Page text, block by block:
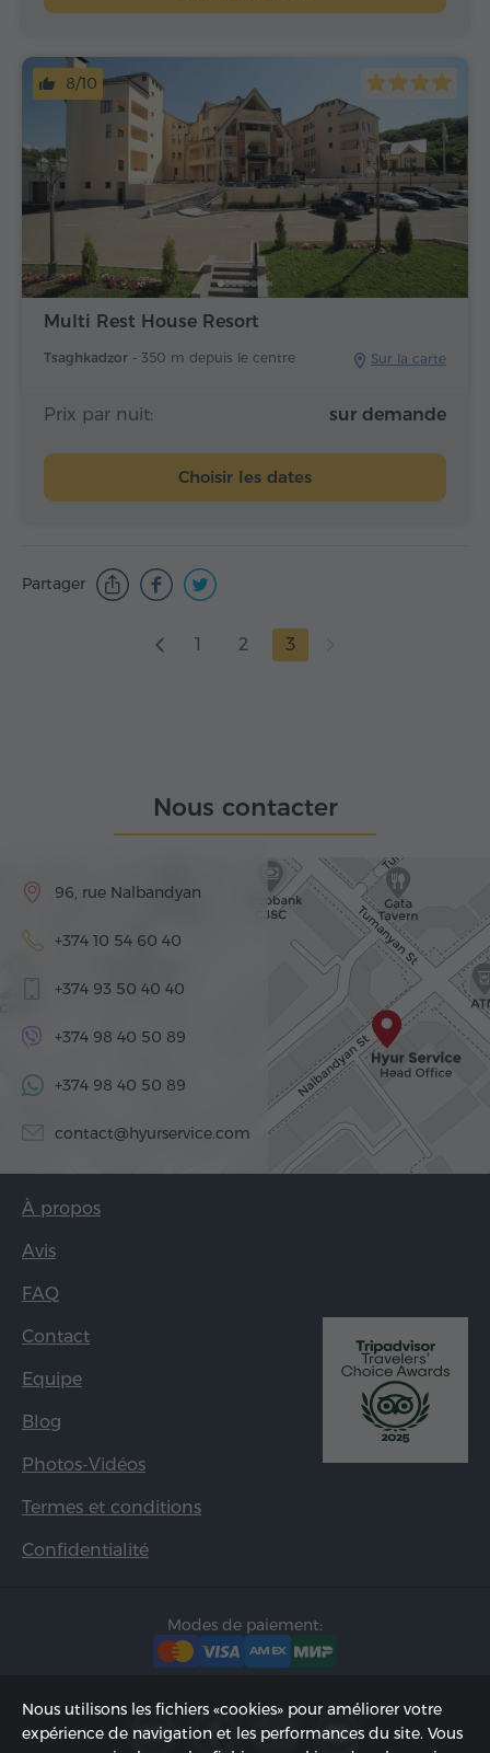
Multi Rest House Resort
Tsaghkadzor - 350 m depuis le centre Sur la carte
8/10
Prix par nuit: sur demande
Choisir les dates
Partager
1 2 3
Nous contacter
96, rue Nalbandyan
+374 10 54 60 40
+374 93 50 40 40
+374 98 40 50 89
+374 98 40 50 89
contact@hyurservice.com
À propos
Avis
FAQ
Contact
Equipe
Blog
Photos-Vidéos
Termes et conditions
Confidentialité
Modes de paiement:
Nous utilisons les fichiers «cookies» pour améliorer votre
expérience de navigation et les performances du site. Vous